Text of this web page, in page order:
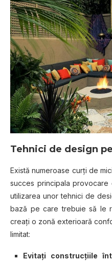
Tehnici de design
Există numeroase curţi de
succes principala
utilizarea unor tehnici de
bază pe care trebuie să le
creaţi o zonă exterioară
limitat:
Evitaţi construcţiile